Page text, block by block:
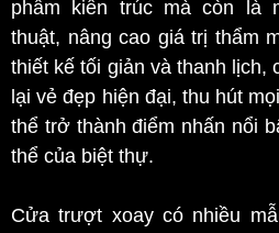
phẩm kiến trúc mà còn là
thuật, nâng cao giá trị thẩm
thiết kế tối giản và thanh lịch,
lại vẻ đẹp hiện đại, thu hút
thể trở thành điểm nhấn nổi
thể của biệt thự.
Cửa trượt xoay có nhiều